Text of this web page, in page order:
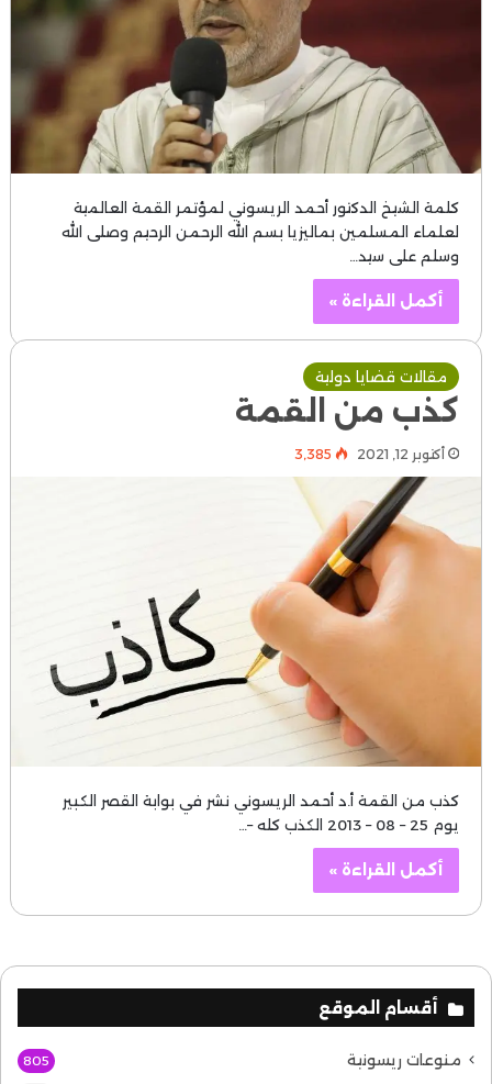
كلمة الشيخ الدكتور أحمد الريسوني لمؤتمر القمة العالمية
لعلماء المسلمين بماليزيا بسم الله الرحمن الرحيم وصلى الله
وسلم على سيد…
أكمل القراءة »
مقالات قضايا دولية
كذب من القمة
أكتوبر 12, 2021 3٬385
كذب من القمة أ.د أحمد الريسوني نشر في بوابة القصر الكبير
يوم 25 – 08 – 2013 الكذب كله –…
أكمل القراءة »
أقسام الموقع
منوعات ريسونية 805